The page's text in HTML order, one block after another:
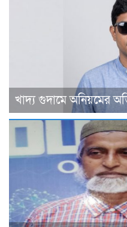
খাদ্য গুদামে অনিয়মের